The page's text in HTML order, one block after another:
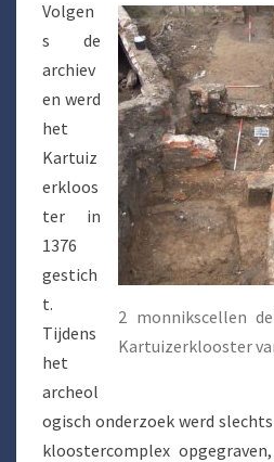
2 monnikscellen
Kartuizerklooster
Volgen
s de
archiev
en werd
het
Kartuiz
erkloos
ter in
1376
gestich
t.
Tijdens
het
archeol
ogisch onderzoek werd
kloostercomplex